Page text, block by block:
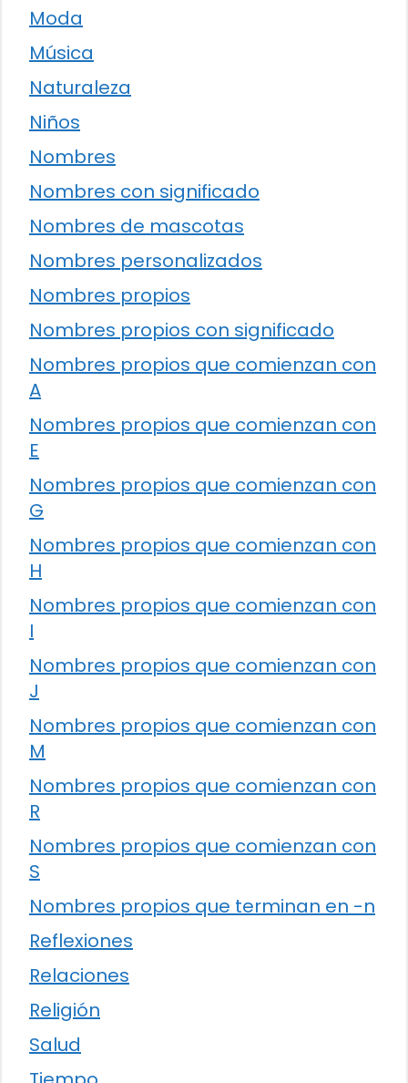
Moda
Música
Naturaleza
Niños
Nombres
Nombres con significado
Nombres de mascotas
Nombres personalizados
Nombres propios
Nombres propios con significado
Nombres propios que comienzan con
A
Nombres propios que comienzan con
E
Nombres propios que comienzan con
G
Nombres propios que comienzan con
H
Nombres propios que comienzan con
I
Nombres propios que comienzan con
J
Nombres propios que comienzan con
M
Nombres propios que comienzan con
R
Nombres propios que comienzan con
S
Nombres propios que terminan en -n
Reflexiones
Relaciones
Religión
Salud